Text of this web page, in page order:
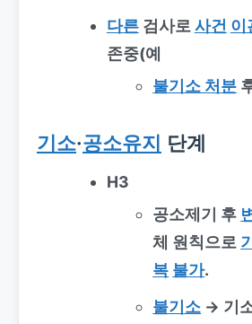
다른검사로 사건 이
존중(예
불기소 처분
기소·공소유지 단계
H3
공소제기 후
체 원칙으로
복 불가.
불기소 → 기